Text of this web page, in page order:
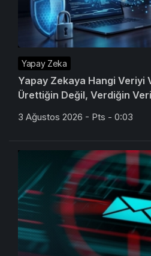
Yapay Zeka
Yapay Zekaya Hangi Veriyi
Ürettiğin Değil, Verdiğin
3 Ağustos 2026 - Pts - 0:03